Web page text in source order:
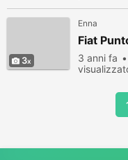
3
Enna
Fiat
3 anni fa